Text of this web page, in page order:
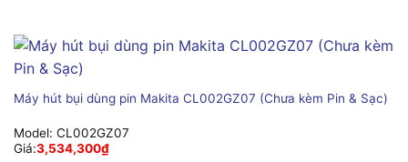
Máy hút bụi dùng pin Makita CL002GZ07 (Chưa kèm Pin & Sạc)
Model: CL002GZ07
Giá:3,534,300₫